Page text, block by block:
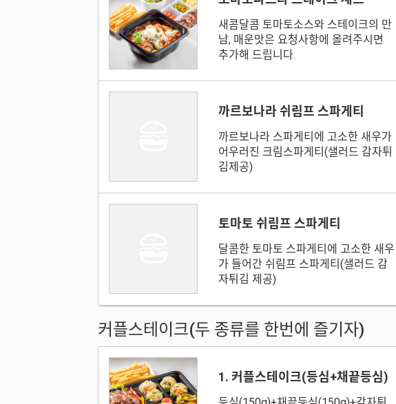
새콤달콤 토마토소스와 스테이크의 만
남, 매운맛은 요청사항에 올려주시면
추가해 드립니다.
까르보나라 쉬림프 스파게티
까르보나라 스파게티에 고소한 새우가
어우러진 크림스파게티(샐러드 감자튀
김제공)
토마토 쉬림프 스파게티
달콤한 토마토 스파게티에 고소한 새우
가 들어간 쉬림프 스파게티(샐러드 감
자튀김 제공)
커플스테이크(두 종류를 한번에 즐기자)
1. 커플스테이크(등심+채끝등심)